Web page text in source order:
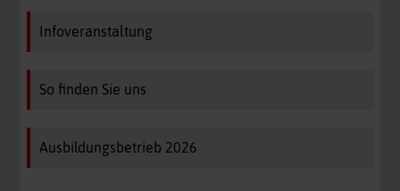
Infoveranstaltung
So finden Sie uns
Ausbildungsbetrieb 2026